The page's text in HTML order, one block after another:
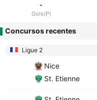
-
Gols(P)
Concursos recentes
Ligue 2
Nice
St. Etienne